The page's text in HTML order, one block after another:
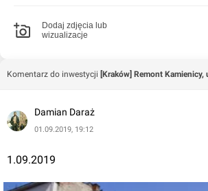
Dodaj zdjęcia lub
wizualizacje
Komentarz do inwestycji [Kraków] Remont Kamienicy,
Damian Daraż
01.09.2019, 19:12
1.09.2019